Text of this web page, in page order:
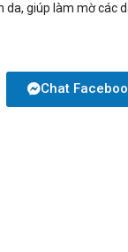
da, giúp làm mờ các
Chat